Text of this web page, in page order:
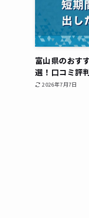
富山県のおす
選！口コミ評
2026年7月7日